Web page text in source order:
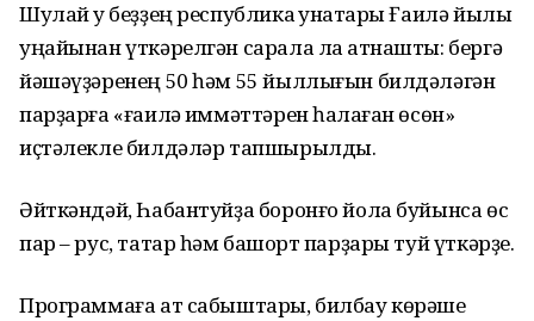
Шулай уҡ беҙҙең республика ҡунаҡтары Ғаилә йылы
уңайынан үткәрелгән сарала ла ҡатнашты: бергә
йәшәүҙәренең 50 һәм 55 йыллығын билдәләгән
парҙарға «ғаилә ҡиммәттәрен һаҡлаған өсөн»
иҫтәлекле билдәләр тапшырылды.
Әйткәндәй, Һабантуйҙа боронғо йола буйынса өс
пар – рус, татар һәм башҡорт парҙары туй үткәрҙе.
Программаға ат сабыштары, билбау көрәше